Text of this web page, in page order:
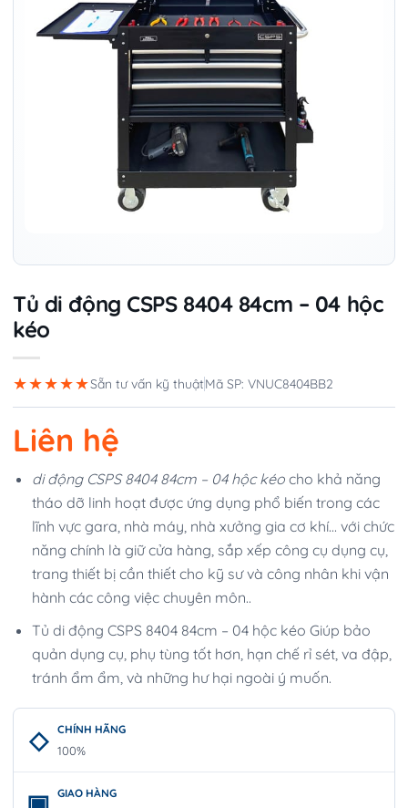
Tủ di động CSPS 8404 84cm – 04 hộc
kéo
★★★★★Sẵn tư vấn kỹ thuậtMã SP: VNUC8404BB2
Liên hệ
di động CSPS 8404 84cm – 04 hộc kéocho khả năng
tháo dỡ linh hoạt được ứng dụng phổ biến trong các
lĩnh vực gara, nhà máy, nhà xưởng gia cơ khí… với chức
năng chính là giữ cửa hàng, sắp xếp công cụ dụng cụ,
trang thiết bị cần thiết cho kỹ sư và công nhân khi vận
hành các công việc chuyên môn..
Tủ di động CSPS 8404 84cm – 04 hộc kéo Giúp bảo
quản dụng cụ, phụ tùng tốt hơn, hạn chế rỉ sét, va đập,
tránh ẩm ẩm, và những hư hại ngoài ý muốn.
CHÍNH HÃNG
100%
GIAO HÀNG